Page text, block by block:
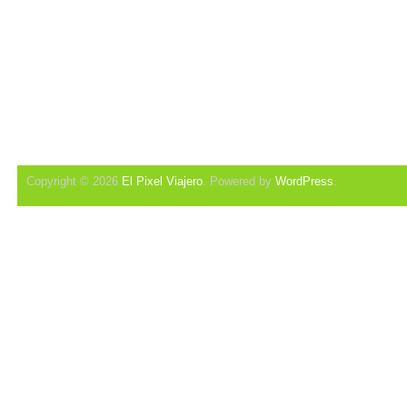
Copyright © 2026 El Pixel Viajero. Powered by WordPress.